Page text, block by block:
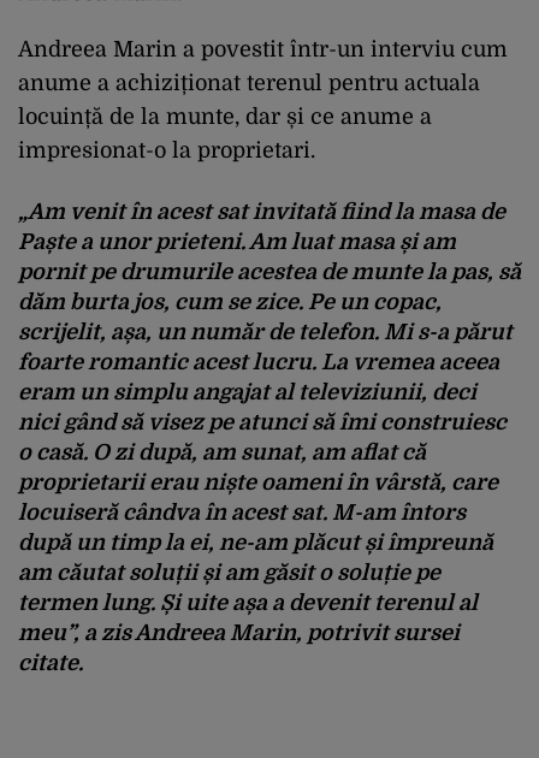
Andreea Marin a povestit într-un interviu cum
anume a achiziționat terenul pentru actuala
locuință de la munte, dar și ce anume a
impresionat-o la proprietari.
„Am venit în acest sat invitată fiind la masa de
Paște a unor prieteni. Am luat masa și am
pornit pe drumurile acestea de munte la pas, să
dăm burta jos, cum se zice. Pe un copac,
scrijelit, așa, un număr de telefon. Mi s-a părut
foarte romantic acest lucru. La vremea aceea
eram un simplu angajat al televiziunii, deci
nici gând să visez pe atunci să îmi construiesc
o casă. O zi după, am sunat, am aflat că
proprietarii erau niște oameni în vârstă, care
locuiseră cândva în acest sat. M-am întors
după un timp la ei, ne-am plăcut și împreună
am căutat soluții și am găsit o soluție pe
termen lung. Și uite așa a devenit terenul al
meu”, a zis Andreea Marin, potrivit sursei
citate.